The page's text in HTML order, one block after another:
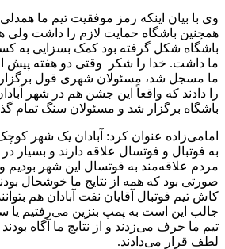
وی با بیان اینکه رمز موفقیت تیم ما
همچنین باشگاه حمایت لازم را داشت ولی
باشگاه شکل گرفته بود کمک بسزایی به
ما داشت. خدا را شکر وقتی دو هفته پیش از
ما مسجل شد، مسئولان شهری قول
را دادند که واقعاً این جشن هم در شهر
باشگاه برگزار شد و مسئولان سنگ تمام
امامی‌زاده عنوان کرد: آبادان یک شهر
به فوتبال و فوتسال علاقه دارند و
مردم علاقه‌مند به فوتسال این شهر بودیم
صورتی بود که همه از نتایج ما خوشحال
کاش تیم فوتبال آقایان نفت آبادان هم
جالب این است به پمپ بنزین می‌رفتیم یا
تیم ما حرف می‌زدند و از نتایج ما آگاه
لطف قرار می‌دادند.